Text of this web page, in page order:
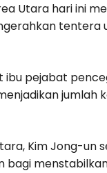
Utara hari ini
tentera
ibu pejabat
jumlah
Kim Jong-un
bagi